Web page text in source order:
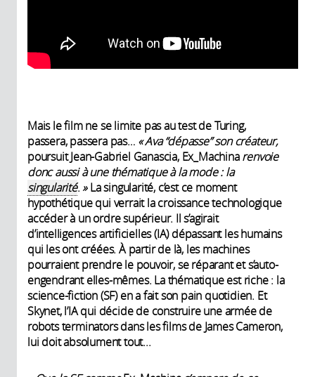
Mais le film ne se limite pas au test de Turing,
passera, passera pas… «Ava “dépasse” son créateur,
poursuit Jean-Gabriel Ganascia, Ex_Machinarenvoie
donc aussi à une thématique à la mode: la
singularité. »La singularité, c’est ce moment
hypothétique qui verrait la croissance technologique
accéder à un ordre supérieur. Il s’agirait
d’intelligences artificielles (IA) dépassant les humains
qui les ont créées. À partir de là, les machines
pourraient prendre le pouvoir, se réparant et s’auto-
engendrant elles-mêmes. La thématique est riche : la
science-fiction (SF) en a fait son pain quotidien. Et
Skynet, l’IA qui décide de construire une armée de
robots terminators dans les films de James Cameron,
lui doit absolument tout...